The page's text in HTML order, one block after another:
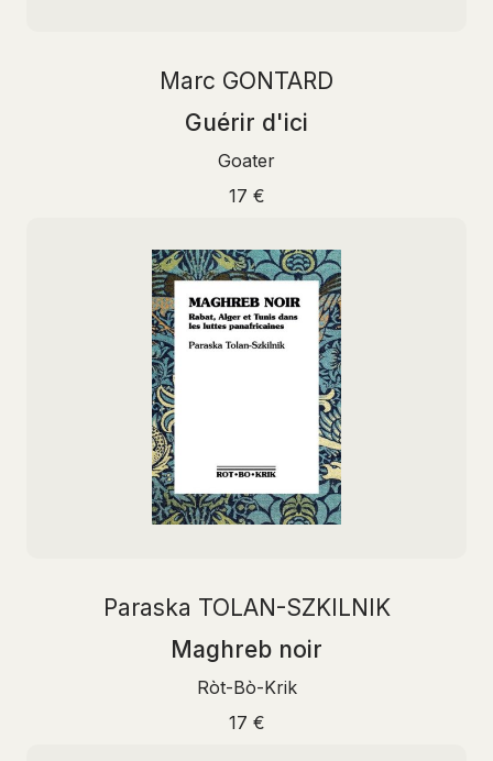
Marc GONTARD
Guérir d'ici
Goater
17 €
Paraska TOLAN-SZKILNIK
Maghreb noir
Ròt-Bò-Krik
17 €